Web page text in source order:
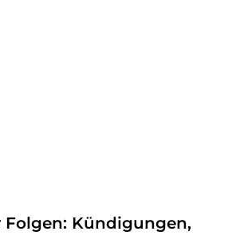
Folgen: Kündigungen,